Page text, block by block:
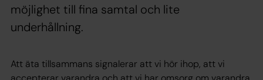
möjlighet till fina samtal och lite
underhållning.
Att äta tillsammans signalerar att vi hör ihop, att vi